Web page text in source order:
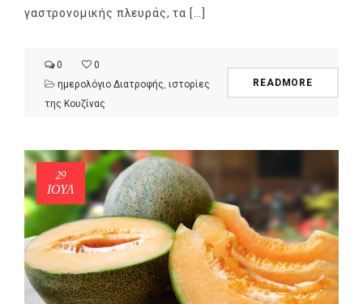
γαστρονομικής πλευράς, τα […]
0
0
ημερολόγιο Διατροφής, ιστορίες
της Κουζίνας
READMORE
29
ΙΟΎΛ